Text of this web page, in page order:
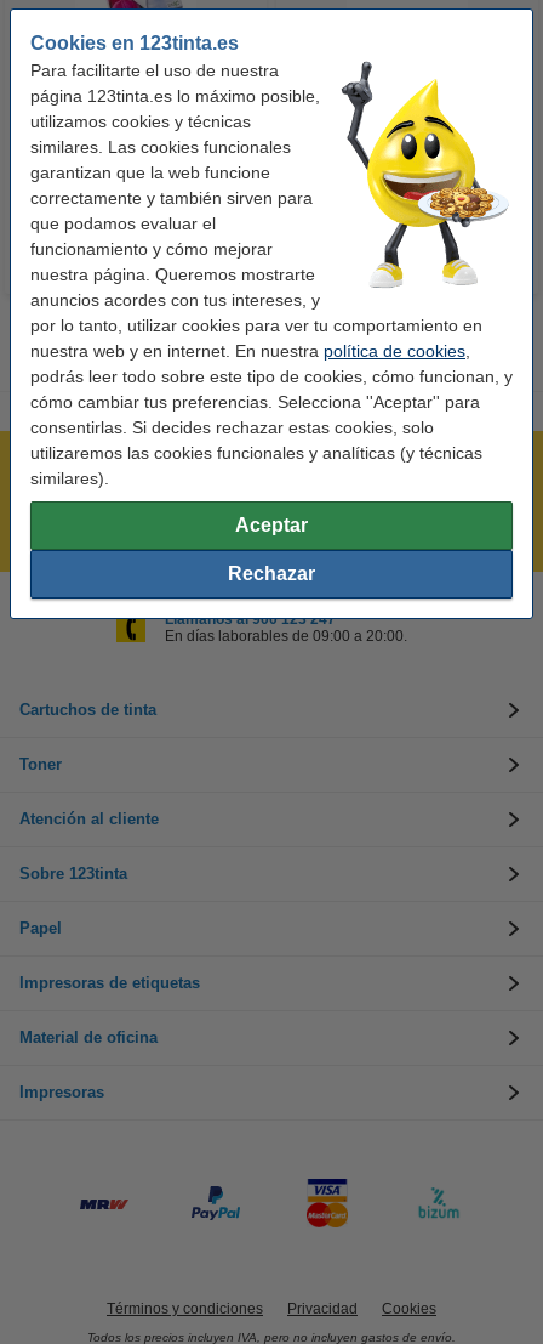
Cookies en 123tinta.es
Para facilitarte el uso de nuestra
página 123tinta.es lo máximo posible,
utilizamos cookies y técnicas
similares. Las cookies funcionales
garantizan que la web funcione
correctamente y también sirven para
que podamos evaluar el
funcionamiento y cómo mejorar
nuestra página. Queremos mostrarte
anuncios acordes con tus intereses, y
por lo tanto, utilizar cookies para ver tu comportamiento en
nuestra web y en internet. En nuestra política de cookies
podrás leer todo sobre este tipo de cookies, cómo funcionan, y
cómo cambiar tus preferencias. Selecciona ''Aceptar'' para
consentirlas. Si decides rechazar estas cookies, solo
utilizaremos las cookies funcionales y analíticas (y técnicas
similares).
Aceptar
Rechazar
123tinta Papel fotográfico
Premium Glossy brillo alto | 10 x
15 cm | 260g | 100 hojas
10,50 € Incl. 21% IVA
123tinta Pilas Alcalinas Xtreme
Power AA - LR06 - MN1500 - 24
unidades
14,50 € Incl. 21% IVA
¡Recibe en 24 horas!
Llámanos al 900 123 247
En días laborables de 09:00 a 20:00.
Cartuchos de tinta
Toner
Atención al cliente
Sobre 123tinta
Papel
Impresoras de etiquetas
Material de oficina
Impresoras
Términos y condiciones Privacidad Cookies
Todos los precios incluyen IVA, pero no incluyen gastos de envío.